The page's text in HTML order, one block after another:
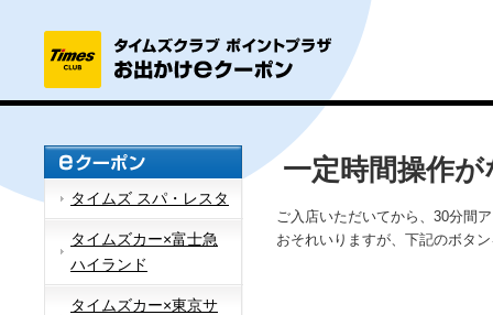
タイムズ スパ・レスタ
タイムズカー×富士急
ハイランド
タイムズカー×東京サ
一定時間操作
ご入店いただいてから、30分間
おそれいりますが、下記のボタ